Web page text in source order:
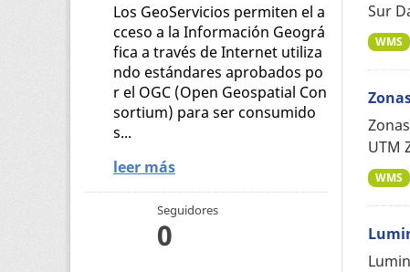
Los GeoServicios permiten el a
cceso a la Información Geográ
fica a través de Internet utiliza
ndo estándares aprobados po
r el OGC (Open Geospatial Con
sortium) para ser consumido
s...
leer más
Seguidores
0
Sur
WMS
UTM
WMS